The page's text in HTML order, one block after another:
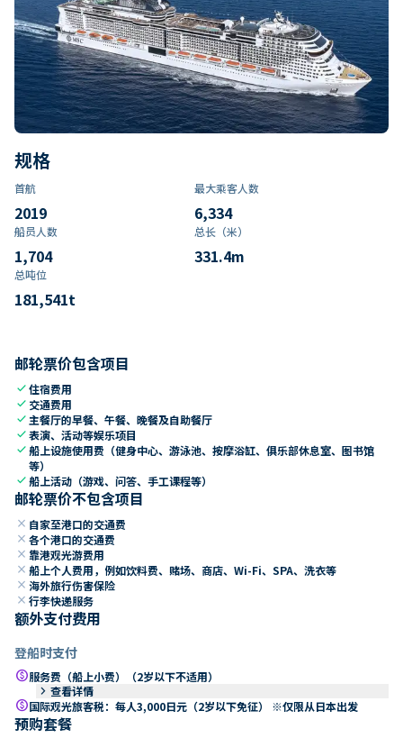
规格
首航
2019
最大乘客人数
6,334
船员人数
1,704
总长（米）
331.4m
总吨位
181,541t
邮轮票价包含项目
check住宿费用
check 交通费用
check 主餐厅的早餐、午餐、晚餐及自助餐厅
check表演、活动等娱乐项目
check船上设施使用费（健身中心、游泳池、按摩浴缸、俱乐部休息室、图书馆
等）
check船上活动（游戏、问答、手工课程等）
邮轮票价不包含项目
close 自家至港口的交通费
close 各个港口的交通费
close 靠港观光游费用
close 船上个人费用，例如饮料费、赌场、商店、Wi-Fi、SPA、洗衣等
close 海外旅行伤害保险
close 行李快递服务
额外支付费用
登船时支付
paid服务费（船上小费）（2岁以下不适用）
keyboard_arrow_right 查看详情
paid国际观光旅客税：每人3,000日元（2岁以下免征） ※仅限从日本出发
预购套餐